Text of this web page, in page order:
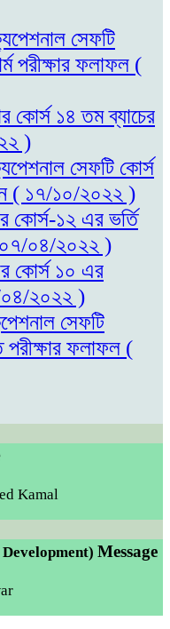
সেফটি
পরীক্ষার ফলাফল (
কোর্স ১৪ তম ব্যাচের
)
সেফটি কোর্স
( ১৭/১০/২০২২ )
কোর্স-১২ এর ভর্তি
০৭/০৪/২০২২ )
কোর্স ১০ এর
০৪/২০২২ )
সেফটি
পরীক্ষার ফলাফল (
Kamal
Message